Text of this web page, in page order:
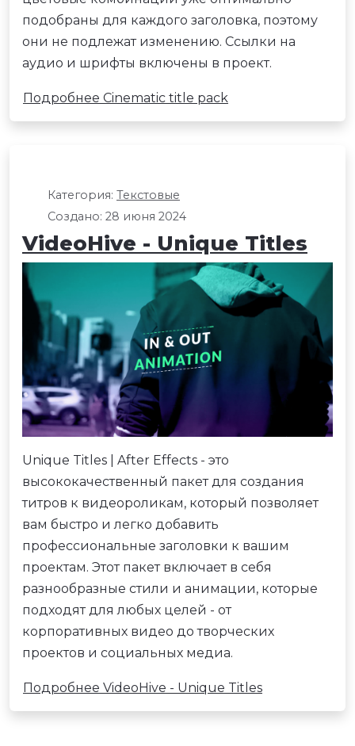
подобраны для каждого заголовка, поэтому
они не подлежат изменению. Ссылки на
аудио и шрифты включены в проект.
Подробнее Cinematic title pack
Категория: Текстовые
Создано: 28 июня 2024
VideoHive - Unique Titles
Unique Titles | After Effects - это
высококачественный пакет для создания
титров к видеороликам, который позволяет
вам быстро и легко добавить
профессиональные заголовки к вашим
проектам. Этот пакет включает в себя
разнообразные стили и анимации, которые
подходят для любых целей - от
корпоративных видео до творческих
проектов и социальных медиа.
Подробнее VideoHive - Unique Titles